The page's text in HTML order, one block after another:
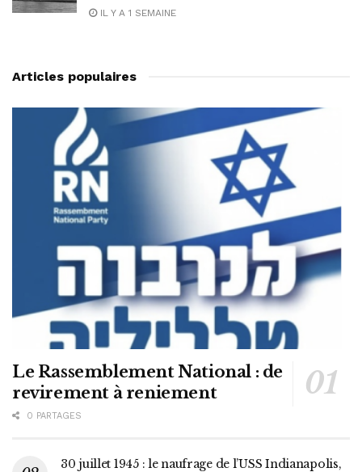
IL Y A 1 SEMAINE
Articles populaires
Le Rassemblement National : de
revirement à reniement
0 PARTAGES
30 juillet 1945 : le naufrage de l’USS Indianapolis,